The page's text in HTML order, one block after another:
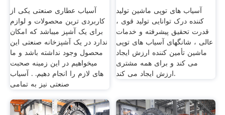
آسیاب عطاری صنعتی یکی از
کاربردی ترین محصولات و لوازم
برای یک آشپز میباشد که امکان
ندارد در یک آشپزخانه صنعتی این
محصول وجود نداشته باشد و ما
میخواهیم در این زمینه صحبت
های لازم را انجام دهیم. . آسیاب
صنعتی نیز به تمامی
آسیاب های توپی ماشین تولید
کننده درک توانایی تولید قوی ،
قدرت تحقیق پیشرفته و خدمات
عالی ، شانگهای آسیاب های توپی
ماشین تأمین کننده ارزش ایجاد
می کند و برای همه مشتری
ارزش ایجاد می کند.